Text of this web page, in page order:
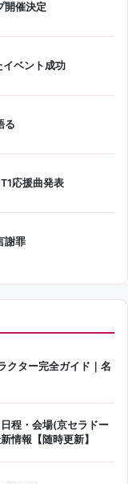
開催決定
イベント成功
る
応援曲発表
謝罪
クター完全ガイド｜名
程・会場(京セラドー
情報【随時更新】